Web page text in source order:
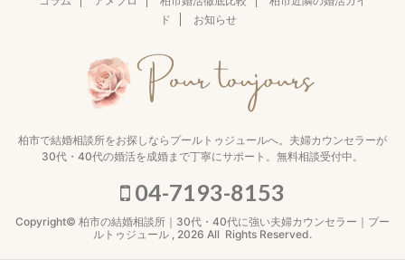
ド
お知らせ
柏市で結婚相談所をお探しならプールトゥジュールへ。夫婦カウンセラーが
30代・40代の婚活を成婚まで丁寧にサポート。無料相談受付中。
04-7193-8153
Copyright© 柏市の結婚相談所｜30代・40代に強い夫婦カウンセラー｜プー
ルトゥジュール , 2026 All Rights Reserved.